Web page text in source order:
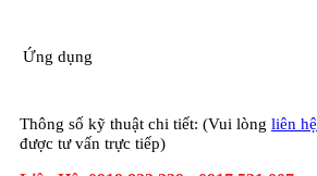
Ứng dụng
Thông số kỹ thuật chi tiết: (Vui lòng liên hệ
được tư vấn trực tiếp)